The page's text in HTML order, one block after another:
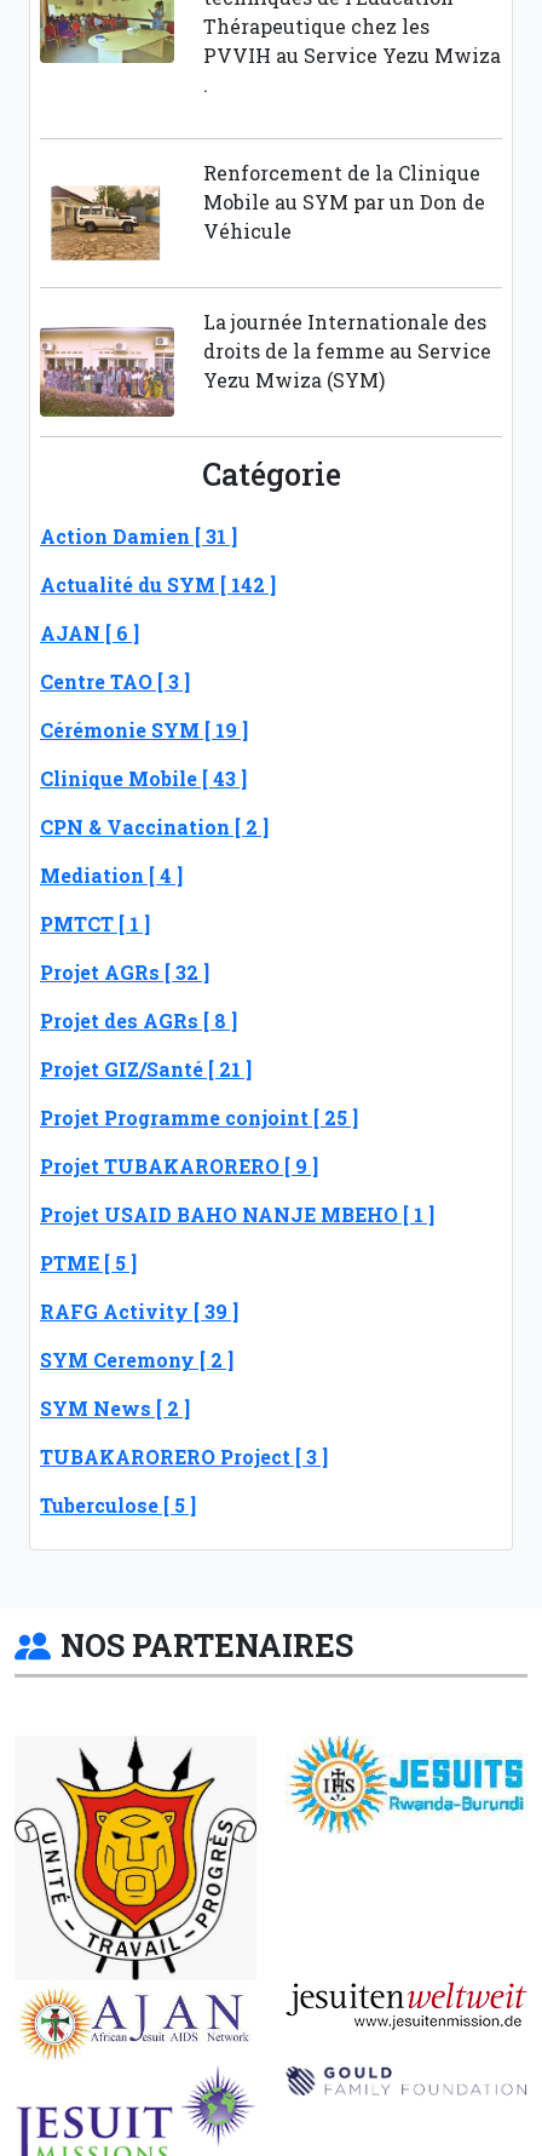
Thérapeutique chez les
PVVIH au Service Yezu Mwiza
.
Renforcement de la Clinique
Mobile au SYM par un Don de
Véhicule
La journée Internationale des
droits de la femme au Service
Yezu Mwiza (SYM)
Catégorie
Action Damien [ 31 ]
Actualité du SYM [ 142 ]
AJAN [ 6 ]
Centre TAO [ 3 ]
Cérémonie SYM [ 19 ]
Clinique Mobile [ 43 ]
CPN & Vaccination [ 2 ]
Mediation [ 4 ]
PMTCT [ 1 ]
Projet AGRs [ 32 ]
Projet des AGRs [ 8 ]
Projet GIZ/Santé [ 21 ]
Projet Programme conjoint [ 25 ]
Projet TUBAKARORERO [ 9 ]
Projet USAID BAHO NANJE MBEHO [ 1 ]
PTME [ 5 ]
RAFG Activity [ 39 ]
SYM Ceremony [ 2 ]
SYM News [ 2 ]
TUBAKARORERO Project [ 3 ]
Tuberculose [ 5 ]
NOS PARTENAIRES